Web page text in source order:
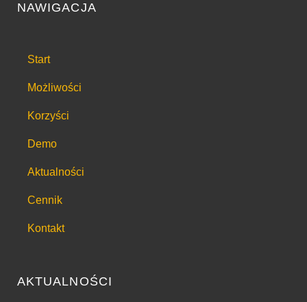
NAWIGACJA
Start
Możliwości
Korzyści
Demo
Aktualności
Cennik
Kontakt
AKTUALNOŚCI